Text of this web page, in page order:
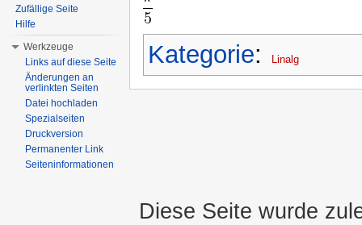
Kategorie: Linalg
Zufällige Seite
Hilfe
Werkzeuge
Links auf diese Seite
Änderungen an
verlinkten Seiten
Datei hochladen
Spezialseiten
Druckversion
Permanenter Link
Seiteninformationen
Diese Seite wurde